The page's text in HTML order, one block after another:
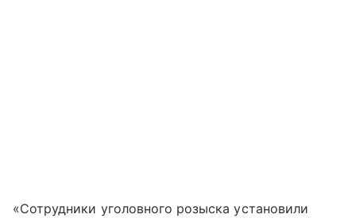
«Сотрудники уголовного розыска установили